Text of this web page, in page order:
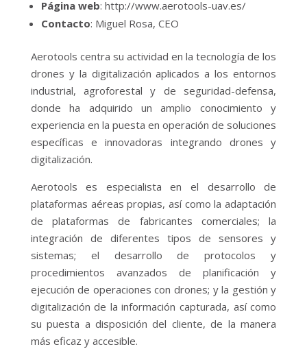
Página web: http://www.aerotools-uav.es/
Contacto: Miguel Rosa, CEO
Aerotools centra su actividad en la tecnología de los
drones y la digitalización aplicados a los entornos
industrial, agroforestal y de seguridad-defensa,
donde ha adquirido un amplio conocimiento y
experiencia en la puesta en operación de soluciones
específicas e innovadoras integrando drones y
digitalización.
Aerotools es especialista en el desarrollo de
plataformas aéreas propias, así como la adaptación
de plataformas de fabricantes comerciales; la
integración de diferentes tipos de sensores y
sistemas; el desarrollo de protocolos y
procedimientos avanzados de planificación y
ejecución de operaciones con drones; y la gestión y
digitalización de la información capturada, así como
su puesta a disposición del cliente, de la manera
más eficaz y accesible.